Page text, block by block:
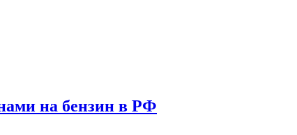
на бензин в РФ